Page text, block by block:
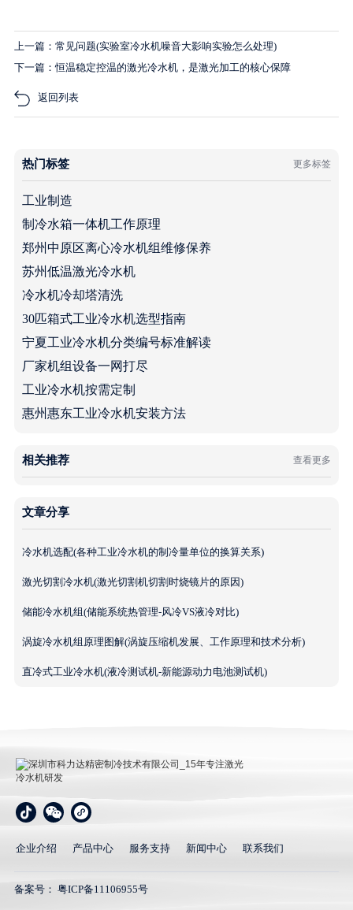
上一篇：常见问题(实验室冷水机噪音大影响实验怎么处理)
下一篇：恒温稳定控温的激光冷水机，是激光加工的核心保障
返回列表
热门标签 更多标签
工业制造
制冷水箱一体机工作原理
郑州中原区离心冷水机组维修保养
苏州低温激光冷水机
冷水机冷却塔清洗
30匹箱式工业冷水机选型指南
宁夏工业冷水机分类编号标准解读
厂家机组设备一网打尽
工业冷水机按需定制
惠州惠东工业冷水机安装方法
相关推荐 查看更多
文章分享
冷水机选配(各种工业冷水机的制冷量单位的换算关系)
激光切割冷水机(激光切割机切割时烧镜片的原因)
储能冷水机组(储能系统热管理-风冷VS液冷对比)
涡旋冷水机组原理图解(涡旋压缩机发展、工作原理和技术分析)
直冷式工业冷水机(液冷测试机-新能源动力电池测试机)
深圳市科力达精密制冷技术有限公司_15年专注激光冷
水机研发
企业介绍 产品中心 服务支持 新闻中心 联系我们
备案号： 粤ICP备11106955号